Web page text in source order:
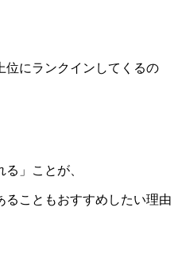
位にランクインしてくるの
」ことが、
ることもおすすめしたい理由